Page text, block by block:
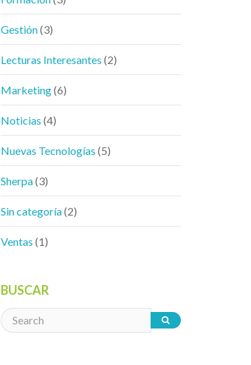
Gestión(3)
Lecturas Interesantes (2)
Marketing(6)
Noticias (4)
Nuevas Tecnologías (5)
Sherpa(3)
Sin categoría(2)
Ventas (1)
BUSCAR